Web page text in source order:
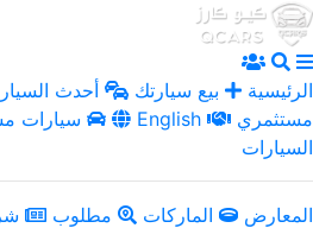
الرئيسية بيع سيارتك أحدث
سيارات
English
السيارات
المعارض الماركات مطلوب